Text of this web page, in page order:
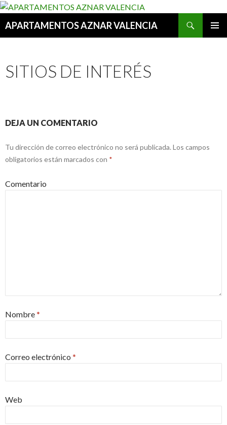
APARTAMENTOS AZNAR VALENCIA
SITIOS DE INTERÉS
DEJA UN COMENTARIO
Tu dirección de correo electrónico no será publicada. Los campos
obligatorios están marcados con *
Comentario
Nombre*
Correo electrónico *
Web